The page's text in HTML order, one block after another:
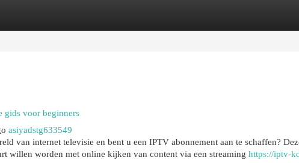
Listings
gids voor beginners
asiyadstg633549
van internet televisie en bent u een IPTV abonnement aan te schaffen?
willen worden met online kijken van content via een streaming https://iptv-